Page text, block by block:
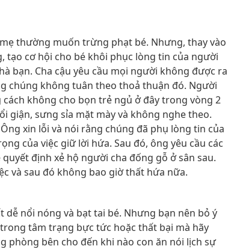
thường muốn trừng phạt bé. Nhưng, thay vào
tạo cơ hội cho bé khôi phục lòng tin của người
bạn. Cha cậu yêu cầu mọi người không được ra
chúng không tuân theo thoả thuận đó. Người
không cho bọn trẻ ngủ ở đây trong vòng 2
giận, sưng sỉa mặt mày và không nghe theo.
xin lỗi và nói rằng chúng đã phụ lòng tin của
của việc giữ lời hứa. Sau đó, ông yêu cầu các
định xẻ hộ người cha đống gỗ ở sân sau.
và sau đó không bao giờ thất hứa nữa.
dễ nổi nóng và bạt tai bé. Nhưng bạn nên bỏ ý
tâm trạng bực tức hoặc thất bại mà hãy
phòng bên cho đến khi nào con ăn nói lịch sự